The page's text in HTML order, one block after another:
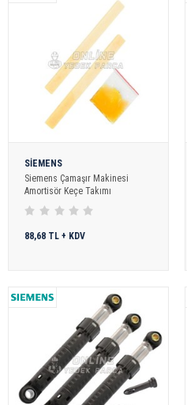
SİEMENS
Siemens Çamaşır Makinesi
Amortisör Keçe Takımı
88,68 TL + KDV